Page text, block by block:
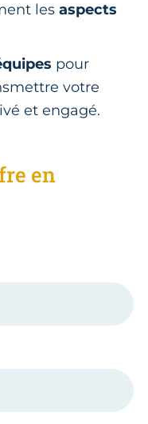
les aspects
pour
votre
et engagé.
en